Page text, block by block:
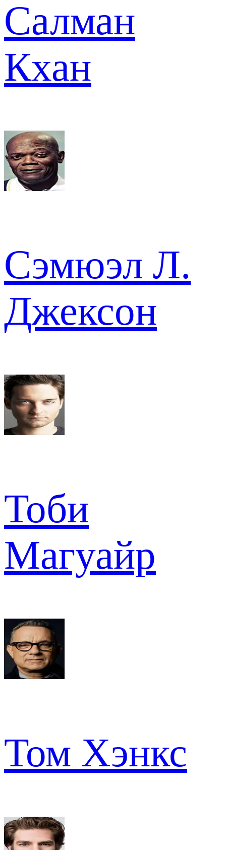
Салман
Кхан
Сэмюэл Л.
Джексон
Тоби
Магуайр
Том Хэнкс